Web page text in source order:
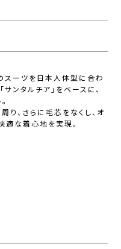
スーツを日本人体型に合わ
ンタルチア」をベースに、
り、さらに毛芯をなくし、オ
適な着心地を実現。